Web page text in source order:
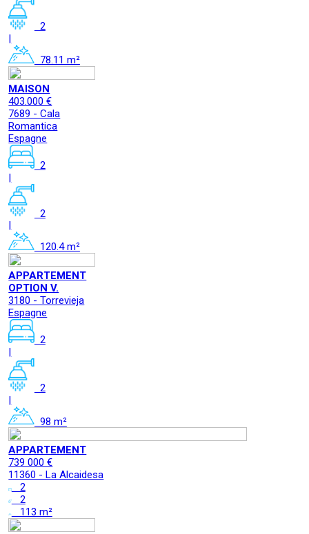
2
|
78.11 m²
MAISON
403.000 €
7689 - Cala
Romantica
Espagne
2
|
2
120.4 m²
APPARTEMENT
OPTION V.
3180 - Torrevieja
Espagne
2
|
2
|
98 m²
APPARTEMENT
739 000 €
11360 - La Alcaidesa
2
2
113 m²